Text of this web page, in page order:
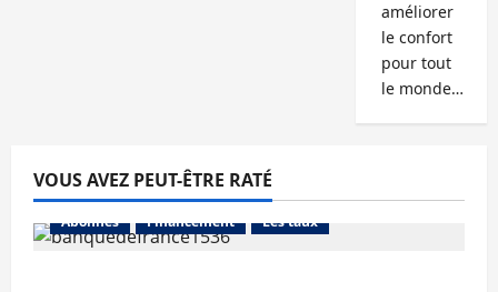
améliorer
le confort
pour tout
le monde…
VOUS AVEZ PEUT-ÊTRE RATÉ
Abonnés Financement Les taux